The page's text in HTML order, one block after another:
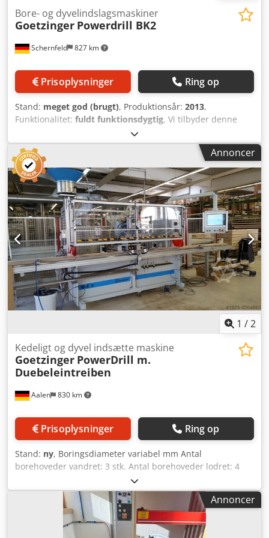
Schernfeld 827 km
Bore- og dyvelindslagsmaskiner
Goetzinger Powerdrill BK2
Prisoplysninger Ring op
Stand: meget god (brugt), Produktionsår: 2013,
Funktionalitet: fuldt funktionsdygtig, Vi tilbyder denne
meget velholdte Götzinger Powerdrill BK2 bore- og
fræsemaskine, årgang 2013. Maskinen er i fejlfri stand og
klar til øjeblikkelig brug! Ingen defekter eller skader!
Cedpfx Ajy D Ukrjdwjrf Hvis du har spørgsmål eller har
brug for flere oplysninger, er du velkommen til at sende os
en besked eller ringe til os.
Annoncer
1 /2
Aalen 830 km
Kedeligt og dyvel indsætte maskine
Goetzinger PowerDrill m.
Duebeleintreiben
Prisoplysninger Ring op
Stand: ny, Boringsdiameter variabel mm Antal
borehoveder vandret: 3 stk. Antal borehoveder lodret: 4
stk. Götzinger Power Drill i specialudførelse med dyvlelim-
og indpresningsstation Med Götzinger PowerDrill kan du
afhængigt af type og version: - Bore i enderne og langs
siderne - Dyvle samling af hoveddøre, karmtræ,
mellemstykker - Boremønstrene er frit programmerbare -
Annoncer